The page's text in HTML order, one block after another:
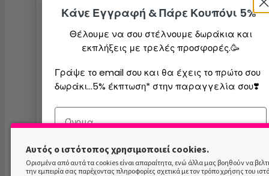
ΣΚΟΝΕΣ
STAMPING NAIL ART
COLOR
Αυτός ο ιστότοπος χρησιμοποιεί cookies.
Ορισμένα από αυτά τα cookies είναι απαραίτητα, ενώ άλλα μας βοηθούν να
την εμπειρία σας παρέχοντας πληροφορίες σχετικά με τον τρόπο χρήσης του
Κάνε Εγγραφή & Πάρε Κουπόνι 5%
Θέλουμε να σου στέλνουμε δωράκια και
εκπλήξεις με τρελές προσφορές.🥳
Γράψε το email σου και θα έχεις το πρώτο σου
δωράκι...5% έκπτωση* στην παραγγελία σου❣️